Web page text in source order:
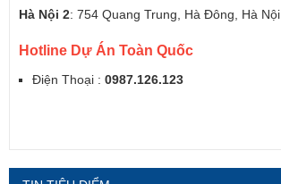
Hà Nội 2: 754 Quang Trung, Hà Đông, Hà Nội
Hotline Dự Án Toàn Quốc
Điện Thoại : 0987.126.123